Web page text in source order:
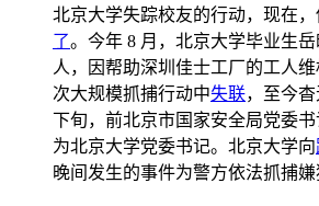
北京大学失踪校友的行动，现在
了。今年 8 月，北京大学毕业生
人，因帮助深圳佳士工厂的工人
次大规模抓捕行动中失联，至今杳
下旬，前北京市国家安全局党委
为北京大学党委书记。北京大学向
晚间发生的事件为警方依法抓捕嫌